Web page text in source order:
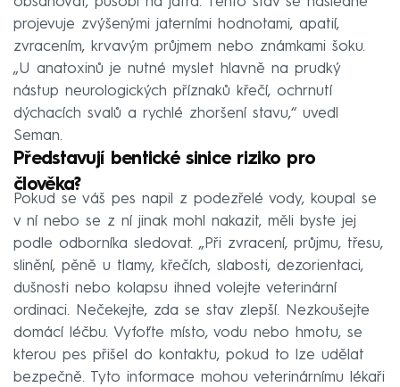
projevuje zvýšenými jaterními hodnotami, apatií,
zvracením, krvavým průjmem nebo známkami šoku.
„U anatoxinů je nutné myslet hlavně na prudký
nástup neurologických příznaků křečí, ochrnutí
dýchacích svalů a rychlé zhoršení stavu,“ uvedl
Seman.
Představují bentické sinice riziko pro
člověka?
Pokud se váš pes napil z podezřelé vody, koupal se
v ní nebo se z ní jinak mohl nakazit, měli byste jej
podle odborníka sledovat. „Při zvracení, průjmu, třesu,
slinění, pěně u tlamy, křečích, slabosti, dezorientaci,
dušnosti nebo kolapsu ihned volejte veterinární
ordinaci. Nečekejte, zda se stav zlepší. Nezkoušejte
domácí léčbu. Vyfoťte místo, vodu nebo hmotu, se
kterou pes přišel do kontaktu, pokud to lze udělat
bezpečně. Tyto informace mohou veterinárnímu lékaři